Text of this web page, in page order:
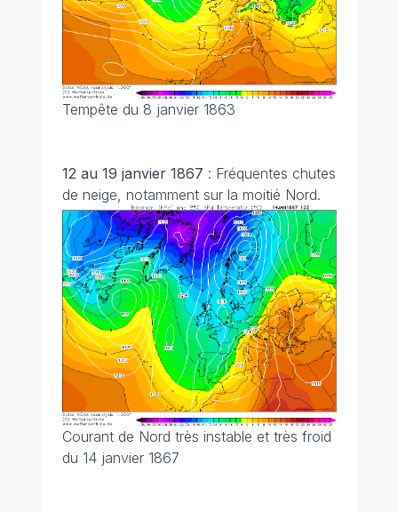
Tempête du 8 janvier 1863
12 au 19 janvier 1867 : Fréquentes chutes
de neige, notamment sur la moitié Nord.
Courant de Nord très instable et très froid
du 14 janvier 1867